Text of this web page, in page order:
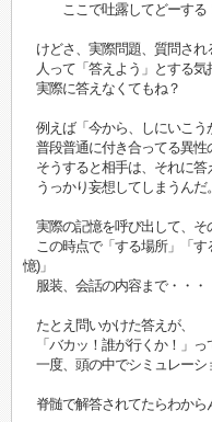
ここで吐露してどーする
けどさ、実際問題、質問され
人って「答えよう」とする気
実際に答えなくてもね？
例えば「今から、しにいこう
普段普通に付き合ってる異性
そうすると相手は、それに答
うっかり妄想してしまうんだ。
実際の記憶を呼び出して、そ
この時点で「する場所」「す
憶)」
服装、会話の内容まで・・・
たとえ問いかけた答えが、
「バカッ！誰が行くか！」っ
一度、頭の中でシミュレーシ
脊髄で解答されてたらわから